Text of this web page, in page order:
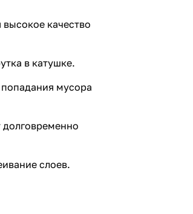
качество
в катушке.
мусора
долговременно
слоев.